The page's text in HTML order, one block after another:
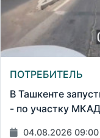
ПОТРЕБИТЕЛЬ
В Ташкенте
- по участку МКАД
04.08.2026 09:00